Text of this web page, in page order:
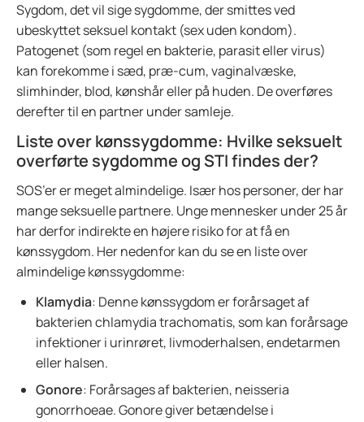
Sygdom, det vil sige sygdomme, der smittes ved
ubeskyttet seksuel kontakt (sex uden kondom).
Patogenet (som regel en bakterie, parasit eller virus)
kan forekomme i sæd, præ-cum, vaginalvæske,
slimhinder, blod, kønshår eller på huden. De overføres
derefter til en partner under samleje.
Liste over kønssygdomme: Hvilke seksuelt
overførte sygdomme og STI findes der?
SOS’er er meget almindelige. Især hos personer, der har
mange seksuelle partnere. Unge mennesker under 25 år
har derfor indirekte en højere risiko for at få en
kønssygdom. Her nedenfor kan du se en liste over
almindelige kønssygdomme:
Klamydia: Denne kønssygdom er forårsaget af
bakterien chlamydia trachomatis, som kan forårsage
infektioner i urinrøret, livmoderhalsen, endetarmen
eller halsen.
Gonore: Forårsages af bakterien, neisseria
gonorrhoeae. Gonore giver betændelse i